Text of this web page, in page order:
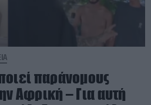
παράνομους
Αφρική – Για αυτή